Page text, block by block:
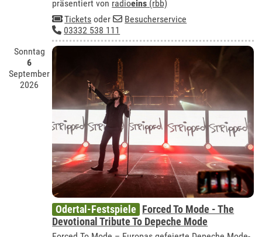
präsentiert von radioeins (rbb)
Tickets oder
Besucherservice
03332 538 111
Sonntag
6
September
2026
Odertal-Festspiele Forced To Mode - The
Devotional Tribute To Depeche Mode